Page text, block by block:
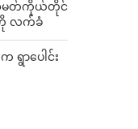
အမတ်ကိုယ်တိုင်
ကို လက်ခံ
ရွာပေါင်း